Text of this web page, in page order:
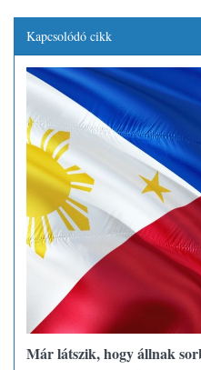
Kapcsolódó cikk
Már látszik, hogy állnak